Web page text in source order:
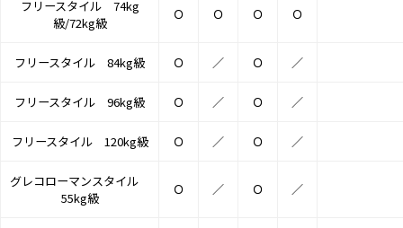
フリースタイル 74kg
級/72kg級
Ｏ Ｏ Ｏ Ｏ
フリースタイル 84kg級 Ｏ ／ Ｏ ／
フリースタイル 96kg級 Ｏ ／ Ｏ ／
フリースタイル 120kg級 Ｏ ／ Ｏ ／
グレコローマンスタイル
55kg級
Ｏ ／ Ｏ ／